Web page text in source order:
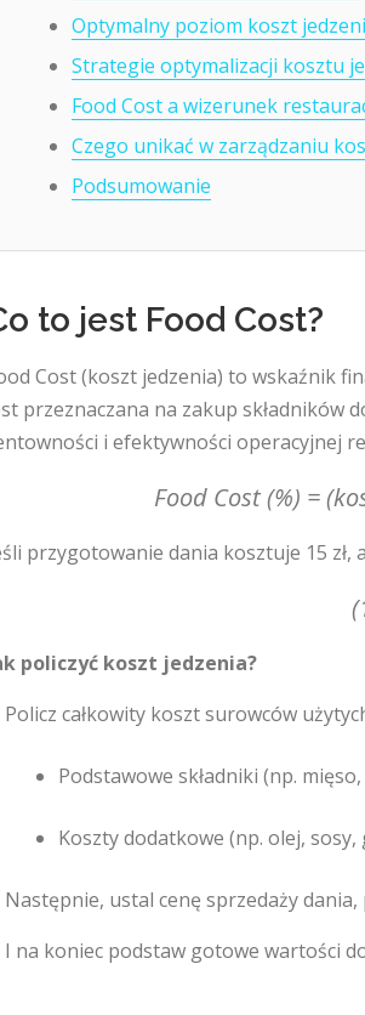
Optymalny poziom koszt
Strategie optymalizacji kosztu
Food Cost a wizerunek
Czego unikać w zarządzaniu
Podsumowanie
to jest Food Cost?
Cost (koszt jedzenia) to wskaźnik
przeznaczana na zakup składników
i efektywności operacyjnej
Food Cost (%) =
przygotowanie dania kosztuje 15 zł,
policzyć koszt jedzenia?
Policz całkowity koszt surowców
Podstawowe składniki (np.
Koszty dodatkowe (np. olej,
Następnie, ustal cenę sprzedaży
I na koniec podstaw gotowe wartości